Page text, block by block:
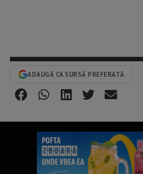
ADAUGĂ CA SURSĂ PREFERATĂ